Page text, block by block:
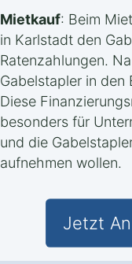
Mietkauf: Beim
in Karlstadt den
Ratenzahlungen.
Gabelstapler in den
Diese
besonders für
und die
aufnehmen wollen.
Jetzt